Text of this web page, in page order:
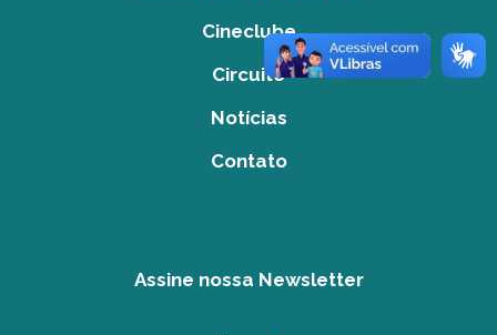
Cineclube
Circuito
Notícias
Contato
Assine nossa Newsletter